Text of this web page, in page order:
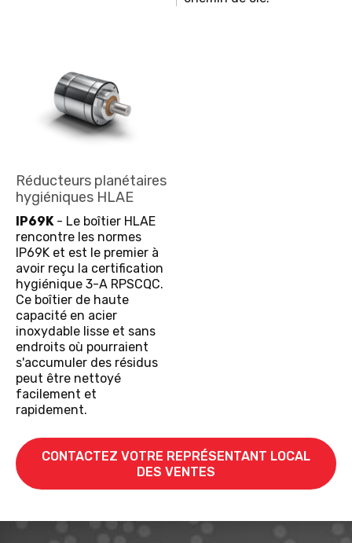
Réducteurs planétaires
hygiéniques HLAE
IP69K- Le boîtier HLAE
rencontre les normes
IP69K et est le premier à
avoir reçu la certification
hygiénique 3-A RPSCQC.
Ce boîtier de haute
capacité en acier
inoxydable lisse et sans
endroits où pourraient
s'accumuler des résidus
peut être nettoyé
facilement et
rapidement.
CONTACTEZ VOTRE REPRÉSENTANT LOCAL
DES VENTES